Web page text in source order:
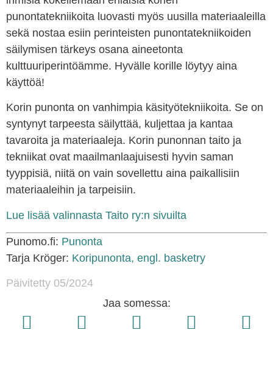
punontatekniikoita luovasti myös uusilla materiaaleilla
sekä nostaa esiin perinteisten punontatekniikoiden
säilymisen tärkeys osana aineetonta
kulttuuriperintöämme. Hyvälle korille löytyy aina
käyttöä!
Korin punonta on vanhimpia käsityötekniikoita. Se on
syntynyt tarpeesta säilyttää, kuljettaa ja kantaa
tavaroita ja materiaaleja. Korin punonnan taito ja
tekniikat ovat maailmanlaajuisesti hyvin saman
tyyppisiä, niitä on vain sovellettu aina paikallisiin
materiaaleihin ja tarpeisiin.
Lue lisää valinnasta Taito ry:n sivuilta
Punomo.fi: Punonta
Tarja Kröger: Koripunonta, engl. basketry
Päivitetty 05/2024
Jaa somessa: